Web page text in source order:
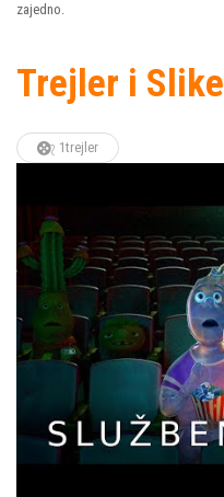
zajedno.
Trejler i Slike
1trejler